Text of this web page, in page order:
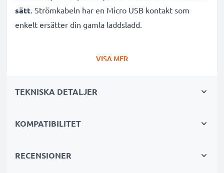
sätt. Strömkabeln har en Micro USB kontakt som
enkelt ersätter din gamla laddsladd.
batteriladdare för mobiltelefon. Med denna
laddas på ett optimalt vis
, så att du kan fokusera på
VISA MER
TEKNISKA DETALJER
KOMPATIBILITET
RECENSIONER